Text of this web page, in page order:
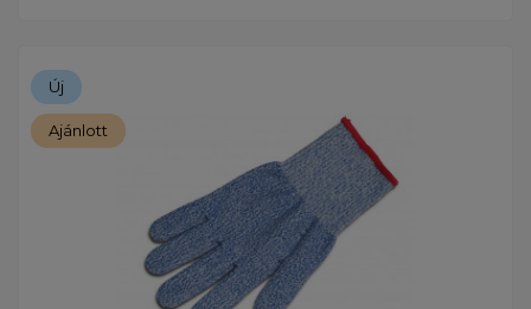
Új
Ajánlott